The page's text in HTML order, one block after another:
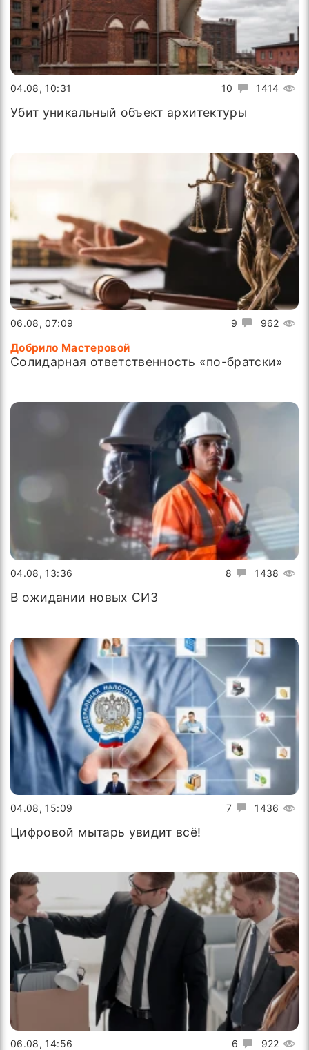
10 1414
04.08, 10:31
Убит уникальный объект архитектуры
9 962
06.08, 07:09
Добрило Мастеровой
Солидарная ответственность «по-братски»
8 1438
04.08, 13:36
В ожидании новых СИЗ
7 1436
04.08, 15:09
Цифровой мытарь увидит всё!
6 922
06.08, 14:56